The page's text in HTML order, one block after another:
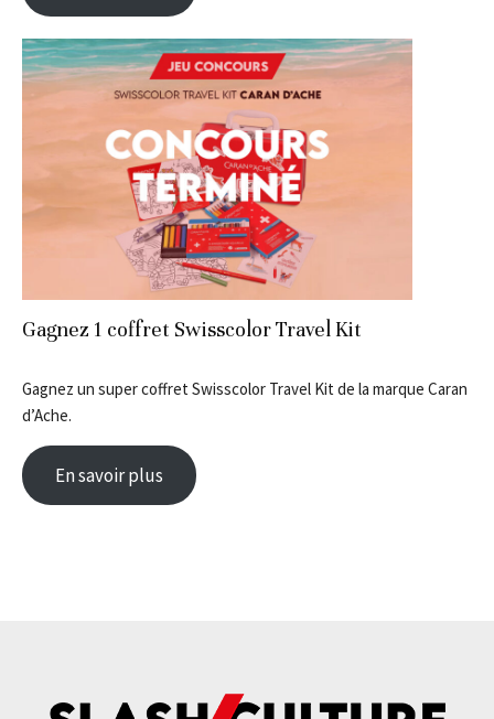
Gagnez 1 coffret Swisscolor Travel Kit
Gagnez un super coffret Swisscolor Travel Kit de la marque Caran
d’Ache.
En savoir plus